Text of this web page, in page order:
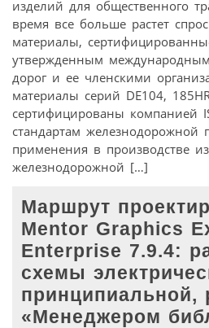
изделий для общественного
время все больше растет
материалы,
утвержденным
дорог и ее членскими
материалы серий DE104,
сертифицированы компанией
стандартам
применения в производстве
железнодорожной […]
Маршрут
Mentor Graphics
Enterprise 7.9.4:
схемы
принципиальной,
«Менеджером